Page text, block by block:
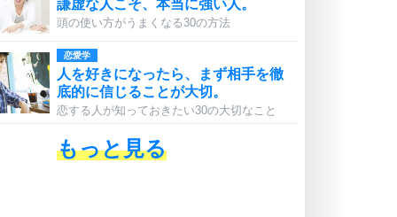
謙虚な人こそ、本当に強い人。
頭の使い方がうまくなる30の方法
恋愛学
人を好きになったら、まず相手を徹
底的に信じることが大切。
恋する人が知っておきたい30の大切なこと
もっと見る